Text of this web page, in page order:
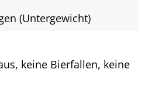
(Untergewicht)
keine Bierfallen, keine